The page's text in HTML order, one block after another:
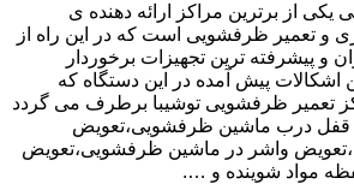
یکی از برترین مراکز ارائه دهنده ی
و تعمیر ظرفشویی است که در این راه از
و پیشرفته ترین تجهیزات برخوردار
اشکالات پیش آمده در این دستگاه که
تعمیر ظرفشویی توشیبا برطرف می گردد
قفل درب ماشین ظرفشویی،تعویض
واشر در ماشین ظرفشویی،تعویض
مواد شوینده و ….